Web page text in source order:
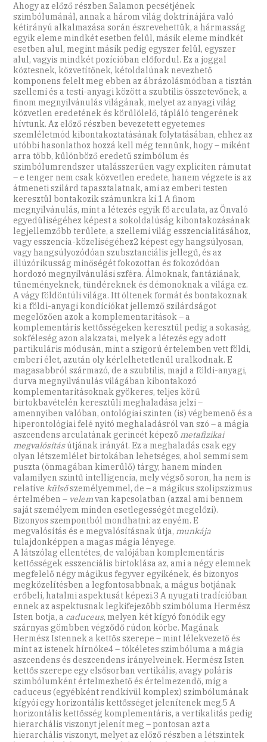
Ahogy az előző részben Salamon pecsétjének
szimbólumánál, annak a három világ doktrínájára való
kétirányú alkalmazása során észrevehettük, a hármasság
egyik eleme mindkét esetben felül, másik eleme mindkét
esetben alul, megint másik pedig egyszer felül, egyszer
alul, vagyis mindkét pozícióban előfordul. Ez a joggal
köztesnek, közvetítőnek, kétoldalúnak nevezhető
komponens felelt meg ebben az ábrázolásmódban a tisztán
szellemi és a testi-anyagi között a szubtilis összetevőnek, a
finom megnyilvánulás világának, melyet az anyagi világ
közvetlen eredetének és körülölelő, tápláló tengerének
hívtunk. Az előző részben bevezetett egyetemes
szemléletmód kibontakoztatásának folytatásában, ehhez az
utóbbi hasonlathoz hozzá kell még tennünk, hogy – miként
arra több, különböző eredetű szimbólum és
szimbólumrendszer utalásszerűen vagy expliciten rámutat
– e tenger nem csak közvetlen eredete, hanem végzete is az
átmeneti szilárd tapasztalatnak, ami az emberi testen
keresztül bontakozik számunkra ki.1 A finom
megnyilvánulás, mint a létezés egyik fő arculata, az Önvaló
egyedüliségéhez képest a sokoldalúság kibontakozásának
legjellemzőbb területe, a szellemi világ esszencialitásához,
vagy esszencia-közeliségéhez2 képest egy hangsúlyosan,
vagy hangsúlyozódóan szubsztanciális jellegű, és az
illúzórikusság minőségét fokozottan és fokozódóan
hordozó megnyilvánulási szféra. Álmoknak, fantáziának,
tüneményeknek, tündéreknek és démonoknak a világa ez.
A vágy földöntúli világa. Itt öltenek formát és bontakoznak
ki a földi-anyagi kondíciókat jellemző szilárdságot
megelőzően azok a komplementaritások – a
komplementáris kettősségeken keresztül pedig a sokaság,
sokféleség azon alakzatai, melyek a létezés egy adott
partikuláris módusán, mint a szigorú értelemben vett földi,
emberi élet, azután oly kérlelhetetlenül uralkodnak. E
magasabbról származó, de a szubtilis, majd a földi-anyagi,
durva megnyilvánulás világában kibontakozó
komplementaritásoknak gyökeres, teljes körű
birtokbavételén keresztüli meghaladása jelzi –
amennyiben valóban, ontológiai szinten (is) végbemenő és a
hiperontológiai felé nyitó meghaladásról van szó – a mágia
aszcendens arculatának gerincét képező metafizikai
megvalósításútjának irányát. Ez a meghaladás csak egy
olyan létszemlélet birtokában lehetséges, ahol semmi sem
puszta (önmagában kimerülő) tárgy, hanem minden
valamilyen szintű intelligencia, mely végső soron, ha nem is
relatívekülsőszemélyemmel, de – a mágikus szolipszizmus
értelmében – velemvan kapcsolatban (azzal ami bennem
saját személyem minden esetlegességét megelőzi).
Bizonyos szempontból mondhatni: az enyém. E
megvalósítás és e megvalósításnak útja, munkája
tulajdonképpen a magas mágia lényege.
A látszólag ellentétes, de valójában komplementáris
kettősségek esszenciális birtoklása az, ami a négy elemnek
megfelelő négy mágikus fegyver egyikének, és bizonyos
megközelítésben a legfontosabbnak, a mágus botjának
erőbeli, hatalmi aspektusát képezi.3 A nyugati tradícióban
ennek az aspektusnak legkifejezőbb szimbóluma Hermész
Isten botja, a caduceus, melyen két kígyó fonódik egy
szárnyas gömbben végződő rúdon körbe. Magának
Hermész Istennek a kettős szerepe – mint lélekvezető és
mint az istenek hírnöke4 – tökéletes szimbóluma a mágia
aszcendens és deszcendens irányelveinek. Hermész Isten
kettős szerepe egy elsősorban vertikális, avagy poláris
szimbólumként értelmezhető és értelmezendő, míg a
caduceus (egyébként rendkívül komplex) szimbólumának
kígyói egy horizontális kettősséget jelenítenek meg.5 A
horizontális kettősség komplementáris, a vertikalitás pedig
hierarchális viszonyt jelenít meg – pontosan azt a
hierarchális viszonyt, melyet az előző részben a létszintek